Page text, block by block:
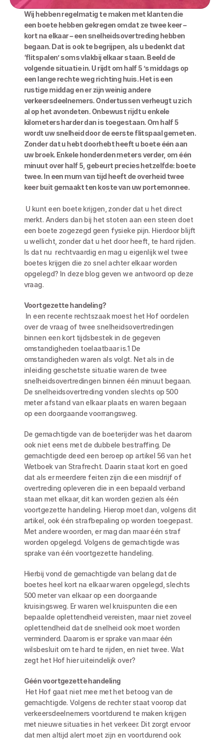
Wij hebben regelmatig te maken met klanten die
een boete hebben gekregen omdat ze twee keer –
kort na elkaar – een snelheidsovertreding hebben
begaan. Dat is ook te begrijpen, als u bedenkt dat
‘flitspalen’ soms vlakbij elkaar staan. Beeld de
volgende situatie in. U rijdt om half 5 ’s middags op
een lange rechte weg richting huis. Het is een
rustige middag en er zijn weinig andere
verkeersdeelnemers. Ondertussen verheugt u zich
al op het avondeten. Onbewust rijdt u enkele
kilometers harder dan is toegestaan. Om half 5
wordt uw snelheid door de eerste flitspaal gemeten.
Zonder dat u hebt doorhebt heeft u boete één aan
uw broek. Enkele honderden meters verder, om één
minuut over half 5, gebeurt precies hetzelfde: boete
twee. In een mum van tijd heeft de overheid twee
keer buit gemaakt ten koste van uw portemonnee.
merkt. Anders dan bij het stoten aan een steen doet
een boete zogezegd geen fysieke pijn. Hierdoor blijft
u wellicht, zonder dat u het door heeft, te hard rijden.
Is dat nu  rechtvaardig en mag u eigenlijk wel twee
boetes krijgen die zo snel achter elkaar worden
opgelegd? In deze blog geven we antwoord op deze
vraag.
Voortgezette handeling?
over de vraag of twee snelheidsovertredingen
binnen een kort tijdsbestek in de gegeven
omstandigheden toelaatbaar is.1 De
omstandigheden waren als volgt. Net als in de
inleiding geschetste situatie waren de twee
snelheidsovertredingen binnen één minuut begaan.
De snelheidsovertreding vonden slechts op 500
meter afstand van elkaar plaats en waren begaan
op een doorgaande voorrangsweg.
De gemachtigde van de boeterijder was het daarom
ook niet eens met de dubbele bestraffing. De
gemachtigde deed een beroep op artikel 56 van het
Wetboek van Strafrecht. Daarin staat kort en goed
dat als er meerdere feiten zijn die een misdrijf of
overtreding opleveren die in een bepaald verband
staan met elkaar, dit kan worden gezien als één
voortgezette handeling. Hierop moet dan, volgens dit
artikel, ook één strafbepaling op worden toegepast.
Met andere woorden, er mag dan maar één straf
worden opgelegd. Volgens de gemachtigde was
sprake van één voortgezette handeling.
Hierbij vond de gemachtigde van belang dat de
boetes heel kort na elkaar waren opgelegd, slechts
500 meter van elkaar op een doorgaande
kruisingsweg. Er waren wel kruispunten die een
bepaalde oplettendheid vereisten, maar niet zoveel
oplettendheid dat de snelheid ook moet worden
verminderd. Daarom is er sprake van maar één
wilsbesluit om te hard te rijden, en niet twee. Wat
zegt het Hof hier uiteindelijk over?
Géén voortgezette handeling
gemachtigde. Volgens de rechter staat voorop dat
verkeersdeelnemers voortdurend te maken krijgen
met nieuwe situaties in het verkeer. Dit zorgt ervoor
dat men altijd alert moet zijn en voortdurend ook